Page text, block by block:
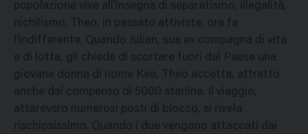
popolazione vive all'insegna di separatismo, illegalità,
nichilismo. Theo, in passato attivista, ora fa
l'indifferente. Quando Julian, sua ex compagna di vita
e di lotta, gli chiede di scortare fuori dal Paese una
giovane donna di nome Kee, Theo accetta, attratto
anche dal compenso di 5000 sterline. Il viaggio,
attarevsro numerosi posti di blocco, si rivela
rischiosissimo. Quando i due vengono attaccati dai